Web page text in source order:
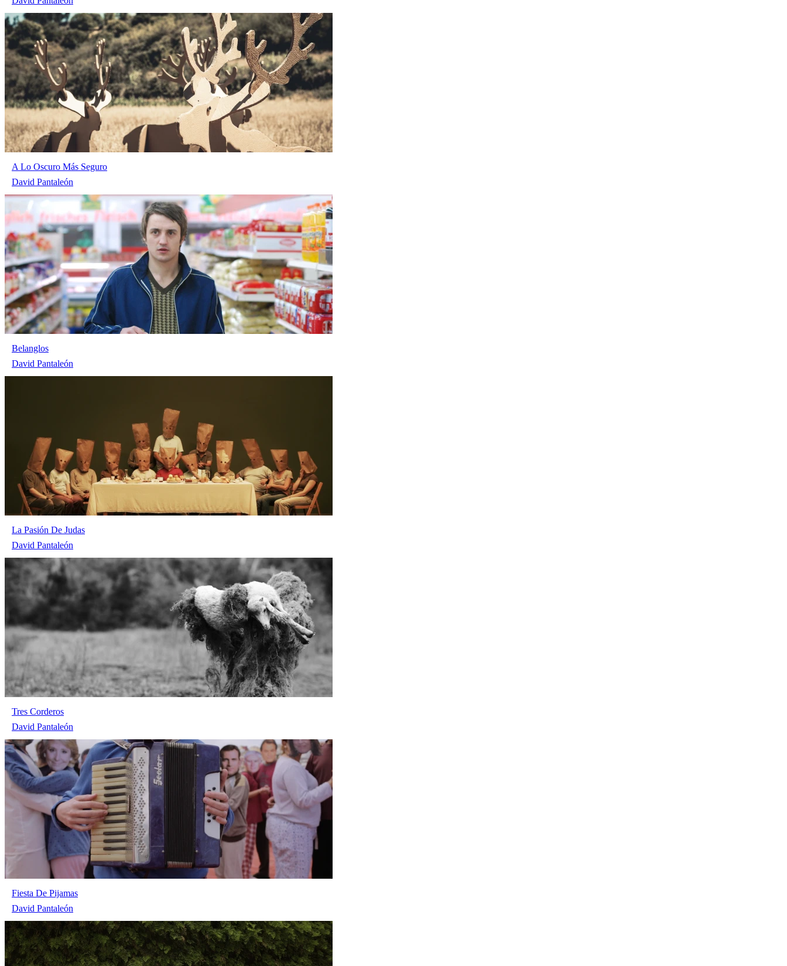
A Lo Oscuro Más Seguro
David Pantaleón
Belanglos
David Pantaleón
La Pasión De Judas
David Pantaleón
Tres Corderos
David Pantaleón
Fiesta De Pijamas
David Pantaleón